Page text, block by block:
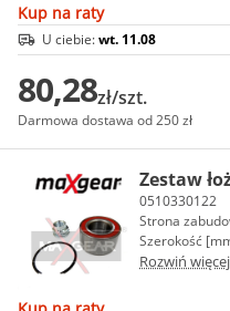
Kup na raty
U ciebie:wt. 11.08
80,28zł/szt.
Darmowa dostawa od 250 zł
Zestaw
0510330122
Strona
Szerokość
Rozwiń